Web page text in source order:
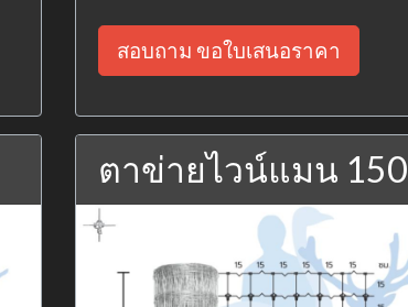
สอบถาม ขอใบเสนอราคา
ตาข่ายไวน์แมน 150